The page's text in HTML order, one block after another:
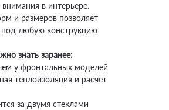
в интерьере.
и размеров позволяет
любую конструкцию
знать заранее:
у фронтальных моделей
теплоизоляция и расчет
за двумя стеклами